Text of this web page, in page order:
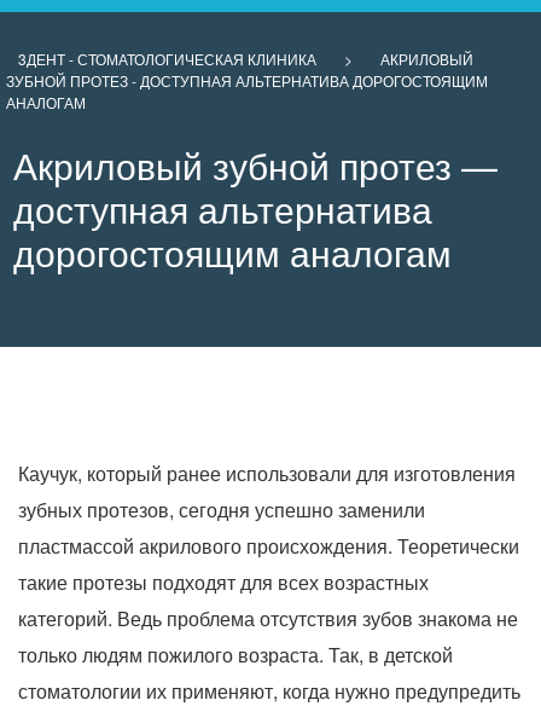
3ДЕНТ - СТОМАТОЛОГИЧЕСКАЯ КЛИНИКА >
АКРИЛОВЫЙ
ЗУБНОЙ ПРОТЕЗ - ДОСТУПНАЯ АЛЬТЕРНАТИВА ДОРОГОСТОЯЩИМ
АНАЛОГАМ
Акриловый зубной протез —
доступная альтернатива
дорогостоящим аналогам
Каучук, который ранее использовали для изготовления
зубных протезов, сегодня успешно заменили
пластмассой акрилового происхождения. Теоретически
такие протезы подходят для всех возрастных
категорий. Ведь проблема отсутствия зубов знакома не
только людям пожилого возраста. Так, в детской
стоматологии их применяют, когда нужно предупредить